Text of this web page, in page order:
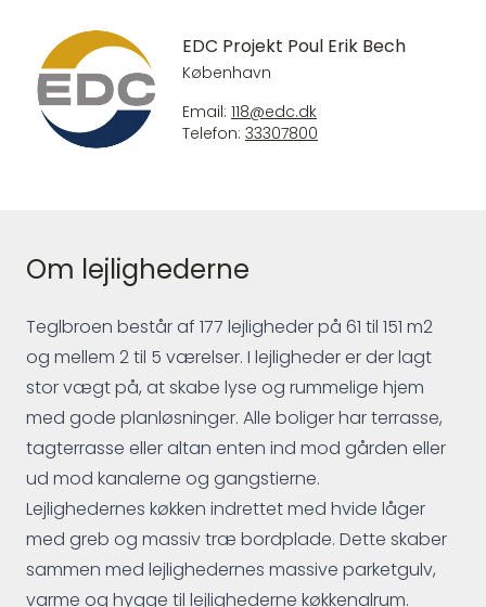
EDC Projekt Poul Erik Bech
København
Email: 118@edc.dk
Telefon: 33307800
Om lejlighederne
Teglbroen består af 177 lejligheder på 61 til 151 m2
og mellem 2 til 5 værelser. I lejligheder er der lagt
stor vægt på, at skabe lyse og rummelige hjem
med gode planløsninger. Alle boliger har terrasse,
tagterrasse eller altan enten ind mod gården eller
ud mod kanalerne og gangstierne.
Lejlighedernes køkken indrettet med hvide låger
med greb og massiv træ bordplade. Dette skaber
sammen med lejlighedernes massive parketgulv,
varme og hygge til lejlighederne køkkenalrum.